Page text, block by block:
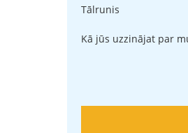
Tālrunis
Kā jūs uzzinājat par